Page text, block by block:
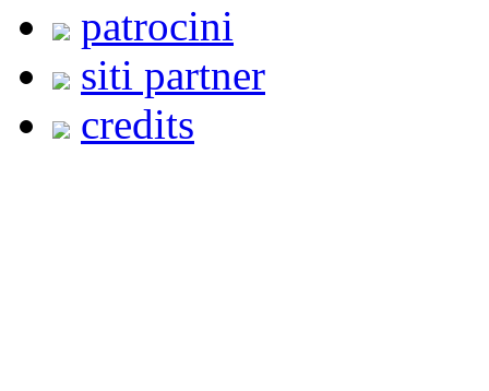
patrocini
siti partner
credits